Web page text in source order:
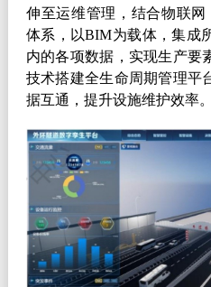
伸至运维管理，结合物联网
体系，以BIM为载体，集成
内的各项数据，实现生产要
技术搭建全生命周期管理平
据互通，提升设施维护效率。